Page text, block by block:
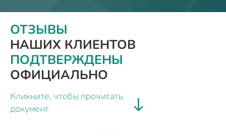
ОТЗЫВЫ
НАШИХ КЛИЕНТОВ
ПОДТВЕРЖДЕНЫ
ОФИЦИАЛЬНО
Кликните, чтобы прочитать
документ